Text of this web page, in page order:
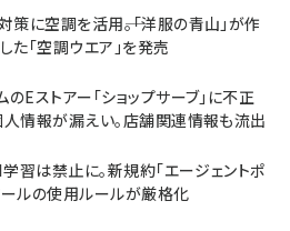
に空調を活用――。「洋服の青山」が作
「空調ウエア」を発売
Eストアー「ショップサーブ」に不正
情報が漏えい。店舗関連情報も流出
は禁止に。新規約「エージェントポ
ールの使用ルールが厳格化